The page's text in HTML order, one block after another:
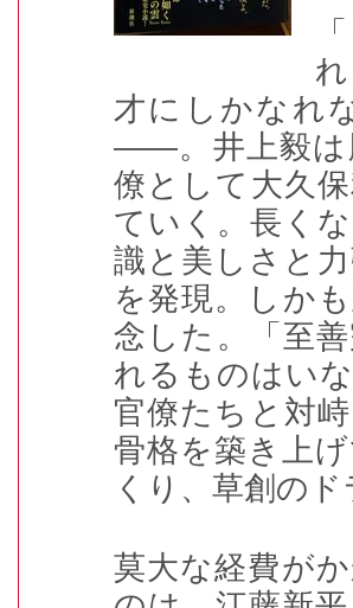
才にしかなれ
――。井上毅は
僚として大久
ていく。長く
識と美しさと
を発現。しか
念した。「至
れるものはい
官僚たちと対
骨格を築き上
くり、草創の
莫大な経費が